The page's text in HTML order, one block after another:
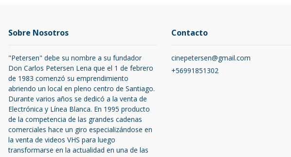
Sobre Nosotros
"Petersen" debe su nombre a su fundador
Don Carlos Petersen Lena que el 1 de febrero
de 1983 comenzó su emprendimiento
abriendo un local en pleno centro de Santiago.
Durante varios años se dedicó a la venta de
Electrónica y Línea Blanca. En 1995 producto
de la competencia de las grandes cadenas
comerciales hace un giro especializándose en
la venta de videos VHS para luego
transformarse en la actualidad en una de las
Contacto
cinepetersen@gmail.com
+56991851302